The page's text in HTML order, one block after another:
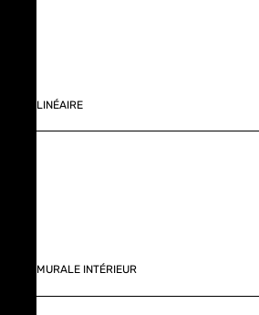
LINÉAIRE
MURALE INTÉRIEUR